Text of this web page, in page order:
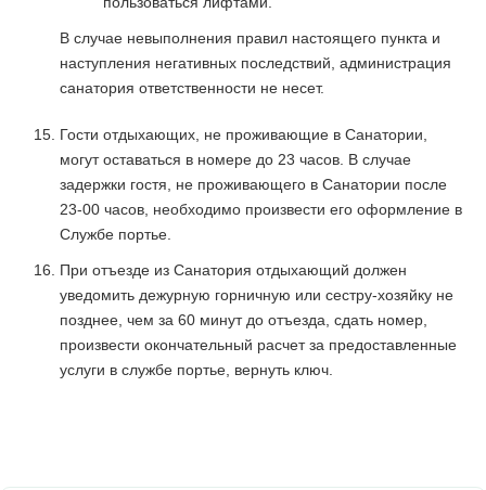
В случае невыполнения правил настоящего пункта и
наступления негативных последствий, администрация
санатория ответственности не несет.
Гости отдыхающих, не проживающие в Санатории,
могут оставаться в номере до 23 часов. В случае
задержки гостя, не проживающего в Санатории после
23-00 часов, необходимо произвести его оформление в
Службе портье.
При отъезде из Санатория отдыхающий должен
уведомить дежурную горничную или сестру-хозяйку не
позднее, чем за 60 минут до отъезда, сдать номер,
произвести окончательный расчет за предоставленные
услуги в службе портье, вернуть ключ.